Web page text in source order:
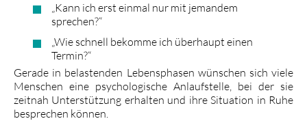
„Kann ich erst einmal nur mit jemandem
sprechen?“
„Wie schnell bekomme ich überhaupt einen
Termin?“
Gerade in belastenden Lebensphasen wünschen sich viele
Menschen eine psychologische Anlaufstelle, bei der sie
zeitnah Unterstützung erhalten und ihre Situation in Ruhe
besprechen können.